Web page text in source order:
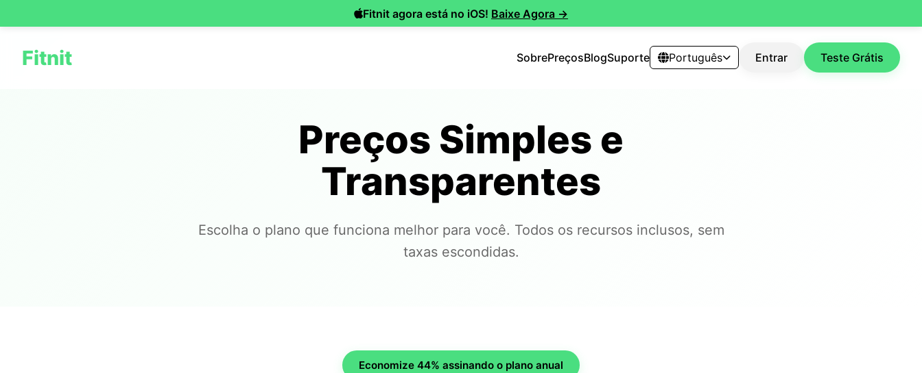
Fitnit agora está no iOS! Baixe Agora →
Fitnit SobrePreçosBlogSuporte Português Entrar Teste Grátis
Preços Simples e
Transparentes
Escolha o plano que funciona melhor para você. Todos os recursos inclusos, sem
taxas escondidas.
Economize 44% assinando o plano anual